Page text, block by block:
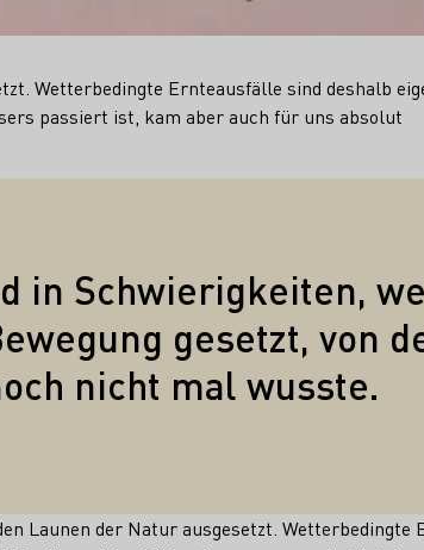
Wetterbedingte Ernteausfälle sind deshalb
passiert ist, kam aber auch für uns absolut
in Schwierigkeiten,
gesetzt, von
nicht mal wusste.
Launen der Natur ausgesetzt. Wetterbedingte